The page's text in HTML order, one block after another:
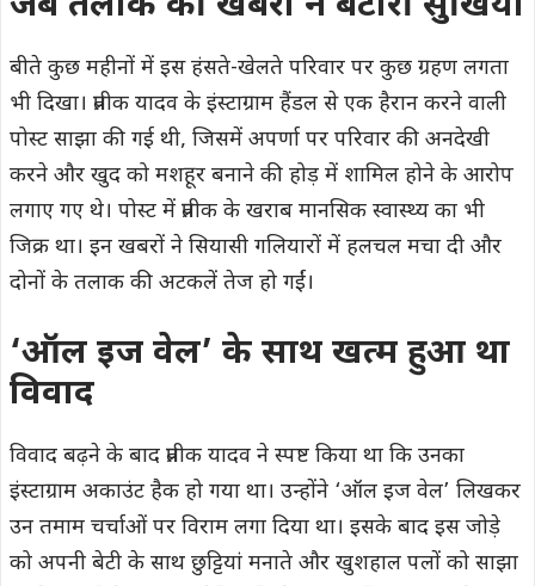
बीते कुछ महीनों में इस हंसते-खेलते परिवार पर कुछ ग्रहण लगता
भी दिखा। प्रतीक यादव के इंस्टाग्राम हैंडल से एक हैरान करने वाली
पोस्ट साझा की गई थी, जिसमें अपर्णा पर परिवार की अनदेखी
करने और खुद को मशहूर बनाने की होड़ में शामिल होने के आरोप
लगाए गए थे। पोस्ट में प्रतीक के खराब मानसिक स्वास्थ्य का भी
जिक्र था। इन खबरों ने सियासी गलियारों में हलचल मचा दी और
दोनों के तलाक की अटकलें तेज हो गईं।
‘ऑल इज वेल’ के साथ खत्म हुआ था
विवाद
विवाद बढ़ने के बाद प्रतीक यादव ने स्पष्ट किया था कि उनका
इंस्टाग्राम अकाउंट हैक हो गया था। उन्होंने ‘ऑल इज वेल’ लिखकर
उन तमाम चर्चाओं पर विराम लगा दिया था। इसके बाद इस जोड़े
को अपनी बेटी के साथ छुट्टियां मनाते और खुशहाल पलों को साझा